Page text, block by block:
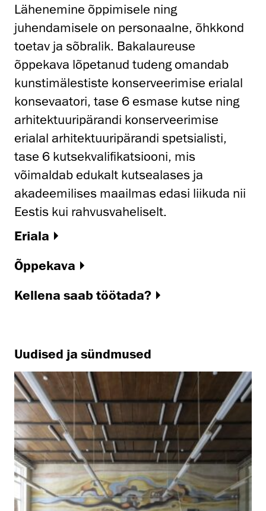
Lähenemine õppimisele ning
juhendamisele on personaalne, õhkkond
toetav ja sõbralik. Bakalaureuse
õppekava lõpetanud tudeng omandab
kunstimälestiste konserveerimise erialal
konsevaatori, tase 6 esmase kutse ning
arhitektuuripärandi konserveerimise
erialal arhitektuuripärandi spetsialisti,
tase 6 kutsekvalifikatsiooni, mis
võimaldab edukalt kutsealases ja
akadeemilises maailmas edasi liikuda nii
Eestis kui rahvusvaheliselt.
Eriala
Õppekava
Kellena saab töötada?
Uudised ja sündmused